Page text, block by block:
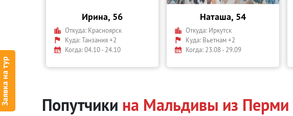
Заявка на тур
Ирина, 56
Откуда: Красноярск
Куда:Танзания +2
Когда: 04.10 - 24.10
Наташа, 54
Откуда: Иркутск
Куда: Вьетнам +2
Когда: 23.08 - 29.09
Попутчики на Мальдивы из Перми